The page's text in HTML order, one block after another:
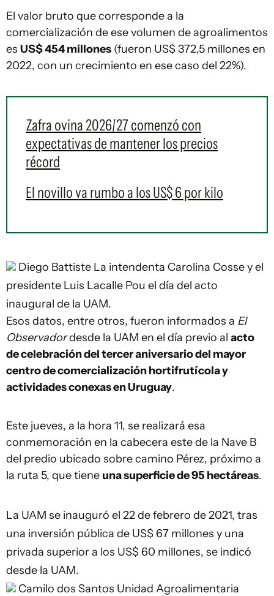
El valor bruto que corresponde a la
comercialización de ese volumen de agroalimentos
es US$ 454 millones (fueron US$ 372,5 millones en
2022, con un crecimiento en ese caso del 22%).
Zafra ovina 2026/27 comenzó con
expectativas de mantener los precios
récord
El novillo va rumbo a los US$ 6 por kilo
Diego Battiste La intendenta Carolina Cosse y el
presidente Luis Lacalle Pou el día del acto
inaugural de la UAM.
Esos datos, entre otros, fueron informados a El
Observadordesde la UAM en el día previo al acto
de celebración del tercer aniversario del mayor
centro de comercialización hortifrutícola y
actividades conexas en Uruguay.
Este jueves, a la hora 11, se realizará esa
conmemoración en la cabecera este de la Nave B
del predio ubicado sobre camino Pérez, próximo a
la ruta 5, que tiene una superficie de 95 hectáreas.
La UAM se inauguró el 22 de febrero de 2021, tras
una inversión pública de US$ 67 millones y una
privada superior a los US$ 60 millones, se indicó
desde la UAM.
Camilo dos Santos Unidad Agroalimentaria